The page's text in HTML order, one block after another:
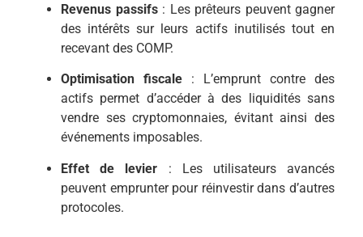
Revenus passifs: Les prêteurs peuvent gagner
des intérêts sur leurs actifs inutilisés tout en
recevant des COMP.
Optimisation fiscale : L’emprunt contre des
actifs permet d’accéder à des liquidités sans
vendre ses cryptomonnaies, évitant ainsi des
événements imposables.
Effet de levier : Les utilisateurs avancés
peuvent emprunter pour réinvestir dans d’autres
protocoles.